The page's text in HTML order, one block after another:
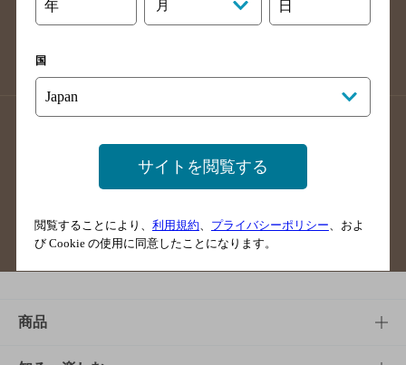
大分県のバー検索
熊本県のバー検索
掲載店舗様ログイン
サイトマップ ご意見・ご感想
商品
年 月 日
国
サイトを閲覧する
閲覧することにより、 利用規約 プライバシーポリシー 、およ
び Cookie の使用に同意したことになります。